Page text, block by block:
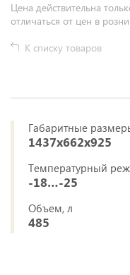
Цена действительна
отличаться от цен в
К списку товаров
Габаритные
1437х662х925
Температурный
-18…-25
Объем, л
485